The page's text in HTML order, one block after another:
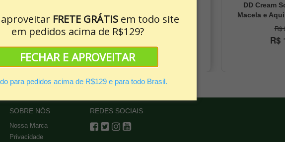
FRETE GRÁTISem todo site
em pedidos acima de R$129?
FECHAR E APROVEITAR
para pedidos acima de R$129 e para todo Brasil.
Corporal
120ml
Intensa Coco e Algodão
Phytoervas 150ml
R$ 33,90
DD Cream
Macela e
150ml
R$
R$
SOBRE NÓS
Nossa Marca
Privacidade
REDES SOCIAIS